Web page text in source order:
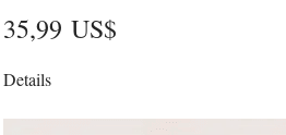
35,99 US$
Details